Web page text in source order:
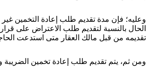
وعليه؛ فإن مدة تقديم طلب إعادة التخمين
الحال بالنسبة لتقديم طلب الاعتراض على قرار
تقديمه من قبل مالك العقار متى استدعت
ومن ثم، يتم تقديم طلب إعادة تخمين الضريبة